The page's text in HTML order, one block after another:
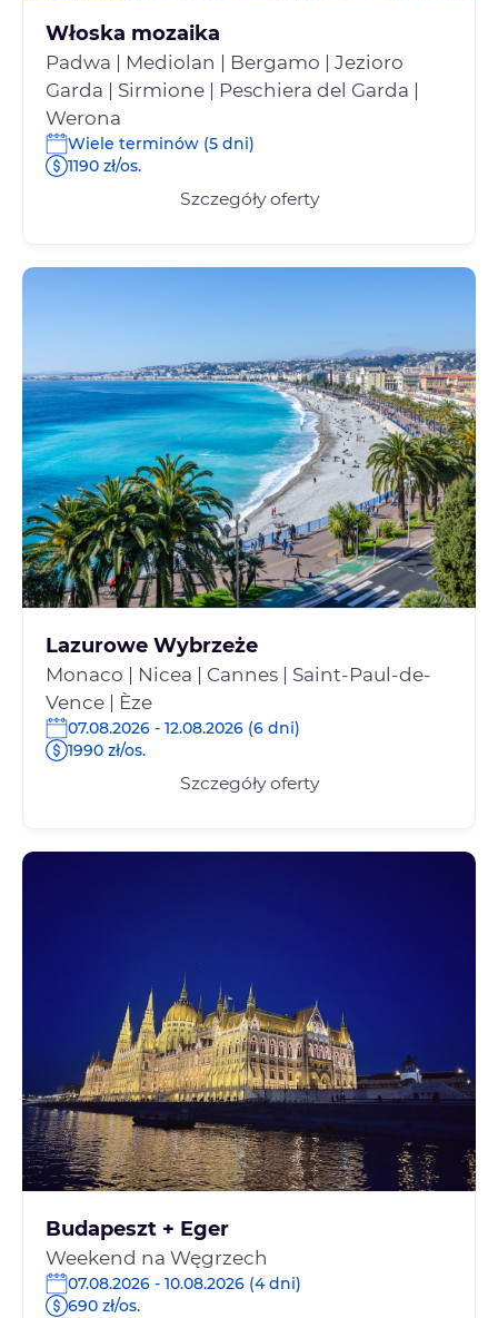
Włoska mozaika
Padwa | Mediolan | Bergamo | Jezioro
Garda | Sirmione | Peschiera del Garda |
Werona
Wiele terminów (5 dni)
1190 zł/os.
Szczegóły oferty
Lazurowe Wybrzeże
Monaco | Nicea | Cannes | Saint-Paul-de-
Vence | Èze
07.08.2026 - 12.08.2026 (6 dni)
1990 zł/os.
Szczegóły oferty
Budapeszt + Eger
Weekend na Węgrzech
07.08.2026 - 10.08.2026 (4 dni)
690 zł/os.